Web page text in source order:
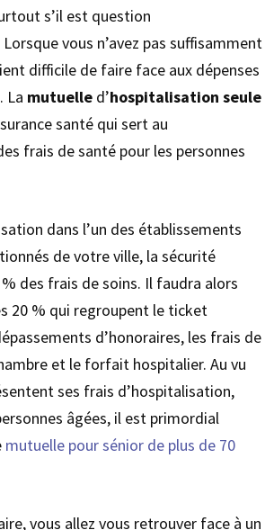
s’il est question
vous n’avez pas suffisamment
difficile de faire face aux dépenses
La mutuelled’hospitalisation seule
santé qui sert au
frais de santé pour les personnes
dans l’un des établissements
de votre ville, la sécurité
des frais de soins. Il faudra alors
20 % qui regroupent le ticket
d’honoraires, les frais de
et le forfait hospitalier. Au vu
ses frais d’hospitalisation,
âgées, il est primordial
mutuelle pour sénior de plus de 70
vous allez vous retrouver face à un